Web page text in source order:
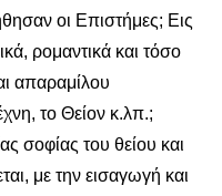
οι Επιστήμες; Εις
ρομαντικά και τόσο
απαραμίλου
το Θείον κ.λπ.;
σοφίας του θείου και
με την εισαγωγή και